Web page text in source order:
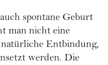
spontane Geburt
man nicht eine
Entbindung,
werden. Die